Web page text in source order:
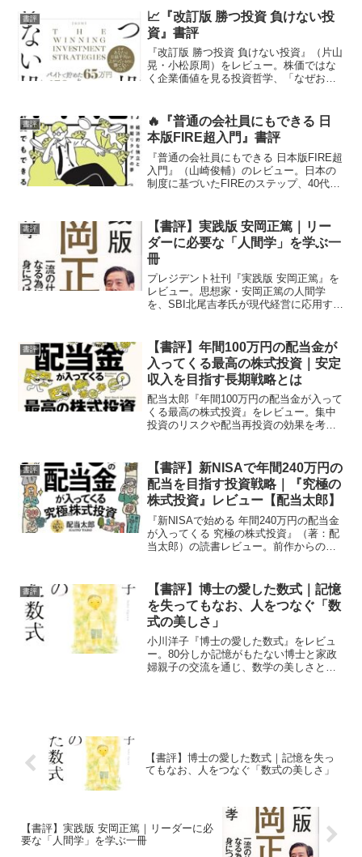
書評
📈『改訂版 勝つ投資 負けない投
資』書評
『改訂版 勝つ投資 負けない投資』（片山
晃・小松原周）をレビュー。株価ではな
く企業価値を見る投資哲学、「なぜお金
ど、長期投資の本質を深く考えさせられ
る一冊。
書評
🔥『普通の会社員にもできる 日
本版FIRE超入門』書評
『普通の会社員にもできる 日本版FIRE超
入門』（山崎俊輔）のレビュー。日本の
制度に基づいたFIREのステップ、40代・
根本的な問いを考えさせられる一冊。
FIRE後の人生設計を含めて参考になるポ
イントをまとめています。
書評
【書評】実践版 安岡正篤｜リー
ダーに必要な「人間学」を学ぶ一
冊
プレジデント社刊『実践版 安岡正篤』を
レビュー。思想家・安岡正篤の人間学
を、SBI北尾吉孝氏が現代経営に応用する
書評
【書評】年間100万円の配当金が
入ってくる最高の株式投資｜安定
収入を目指す長期戦略とは
配当太郎『年間100万円の配当金が入って
くる最高の株式投資』をレビュー。集中
投資のリスクや配当再投資の効果を考
書評
【書評】新NISAで年間240万円の
配当を目指す投資戦略｜『究極の
株式投資』レビュー【配当太郎】
『新NISAで始める 年間240万円の配当金
が入ってくる 究極の株式投資』（著：配
当太郎）の読書レビュー。前作からの変
銘柄選びの重要性、買うタイミングへの
考察など、実践的な高配当株投資のポイ
ントをまとめています。
書評
【書評】博士の愛した数式｜記憶
を失ってもなお、人をつなぐ「数
式の美しさ」
小川洋子『博士の愛した数式』をレビュ
ー。80分しか記憶がもたない博士と家政
婦親子の交流を通じ、数学の美しさと人
【書評】博士の愛した数式｜記憶を失っ
てもなお、人をつなぐ「数式の美しさ」
【書評】実践版 安岡正篤｜リーダーに必
要な「人間学」を学ぶ一冊